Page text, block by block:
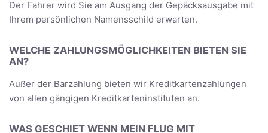
Der Fahrer wird Sie am Ausgang der Gepäcksausgabe mit
Ihrem persönlichen Namensschild erwarten.
WELCHE ZAHLUNGSMÖGLICHKEITEN BIETEN SIE
AN?
Außer der Barzahlung bieten wir Kreditkartenzahlungen
von allen gängigen Kreditkarteninstituten an.
WAS GESCHIET WENN MEIN FLUG MIT